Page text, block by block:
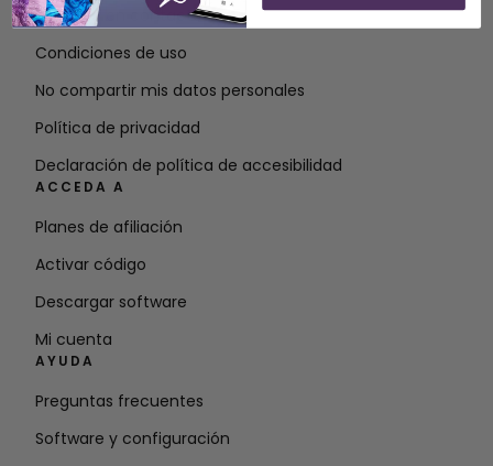
Póngase en contacto con
Condiciones de uso
No compartir mis datos personales
Política de privacidad
Declaración de política de accesibilidad
ACCEDA A
Planes de afiliación
Activar código
Descargar software
Mi cuenta
AYUDA
Preguntas frecuentes
Software y configuración